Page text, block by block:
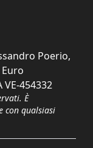
Poerio,
Euro
VE-454332
È
con qualsiasi